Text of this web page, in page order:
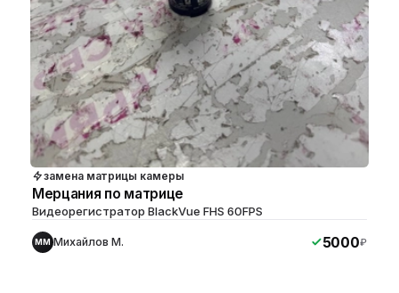
замена матрицы камеры
Мерцания по матрице
Видеорегистратор BlackVue FHS 60FPS
ММ Михайлов М. 5000₽